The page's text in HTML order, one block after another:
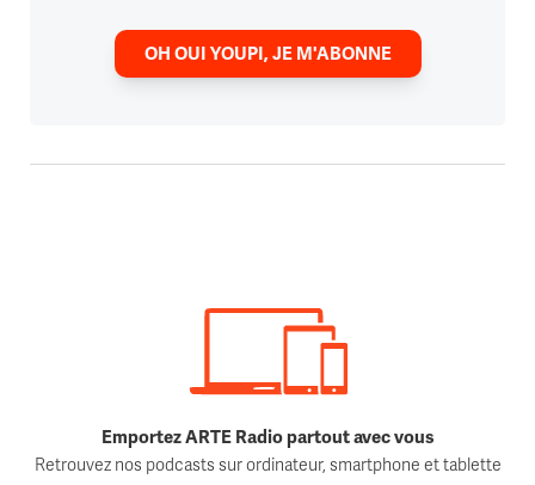
OH OUI YOUPI, JE M'ABONNE
Emportez ARTE Radio partout avec vous
Retrouvez nos podcasts sur ordinateur, smartphone et tablette